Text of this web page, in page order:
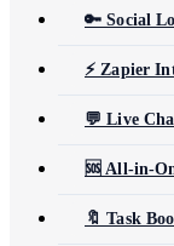
🔑 Social
⚡ Zapier
💬 Live
🆘 All-in-
🔖 Task